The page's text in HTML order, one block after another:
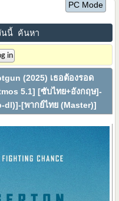
PC Mode
นนี้ ค้นหา
(2025) เธอต้องรอด
5.1] [ซับไทย+อังกฤษ]-
dl)]-[พากย์ไทย (Master)]